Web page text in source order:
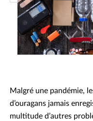
Malgré une pandémie,
d’ouragans jamais
multitude d’autres